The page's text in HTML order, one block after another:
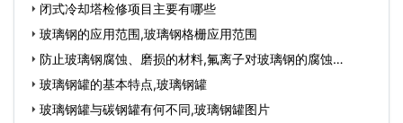
闭式冷却塔检修项目主要有哪些
玻璃钢的应用范围,玻璃钢格栅应用范围
防止玻璃钢腐蚀、磨损的材料,氟离子对玻璃钢的腐蚀…
玻璃钢罐的基本特点,玻璃钢罐
玻璃钢罐与碳钢罐有何不同,玻璃钢罐图片